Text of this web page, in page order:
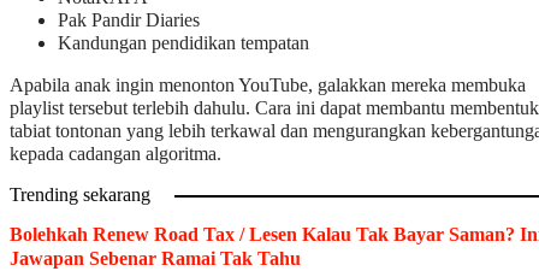
Pak Pandir Diaries
Kandungan pendidikan tempatan
Apabila anak ingin menonton YouTube, galakkan mereka membuka
playlist tersebut terlebih dahulu. Cara ini dapat membantu membentuk
tabiat tontonan yang lebih terkawal dan mengurangkan
kepada cadangan algoritma.
Trending sekarang
Bolehkah Renew Road Tax / Lesen Kalau Tak Bayar Saman?
Jawapan Sebenar Ramai Tak Tahu